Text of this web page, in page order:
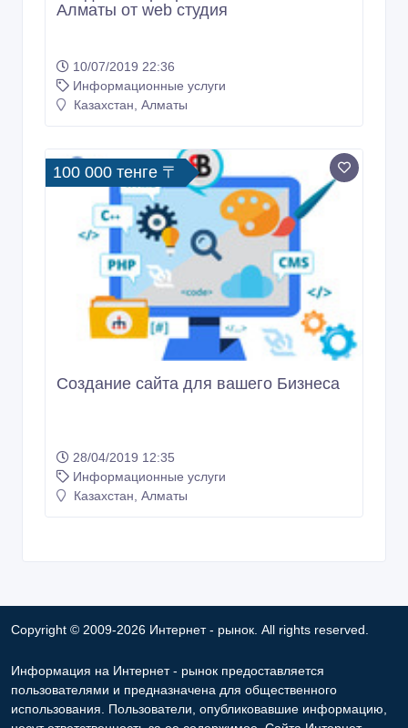
Создание и разработка сайтов в
Алматы от web студия
Информационные услуги
Казахстан, Алматы
100 000 тенге 〒
Создание сайта для вашего Бизнеса
Copyright © 2009-2026 Интернет - рынок. All rights reserved.